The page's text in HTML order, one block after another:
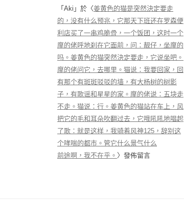
「 Aki 」於〈姜黄色的猫是突然決定要走
的，没有什么预兆，它那天下班还在罗森便
利店买了一串鸡脆骨，一个饭团，这时一个
摩的佬呼地刹在它面前，问：靓仔，坐摩的
吗。姜黄色的猫突然決定要走，它说坐吧。
摩的佬问它，去哪里。猫说：我要回家，回
有那个有斑斑驳驳的墙，有大杨树的树影
子，有歌谣和星星的家。摩的佬说：五块走
不走。猫说：行。姜黄色的猫站在车上，风
把它的毛和耳朵吹翻过去，它哦吼吼地唱起
了歌：就是这样，我骑着风神125，辞别这
个哮喘的都市。管它什么景气什么
前途啊，我不在乎。 〉發佈留言